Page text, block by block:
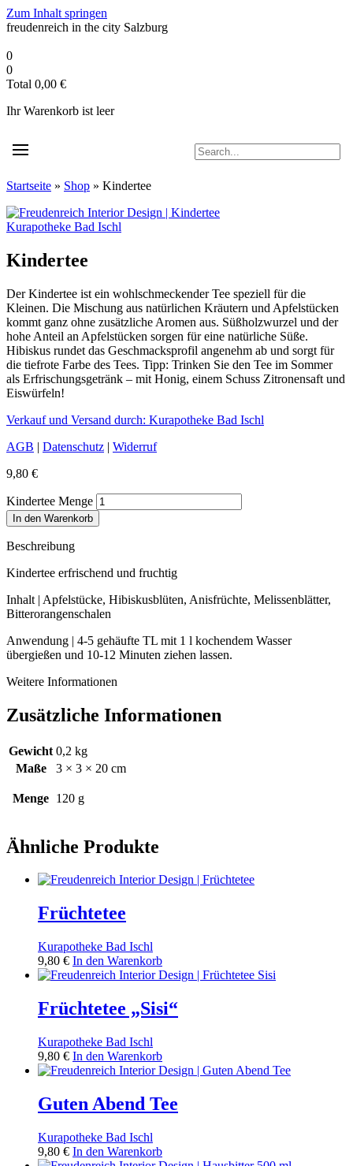
Zum Inhalt springen
freudenreich in the city Salzburg
0
0
Total 0,00 €
Ihr Warenkorb ist leer
Startseite » Shop » Kindertee
Kurapotheke Bad Ischl
Kindertee
Der Kindertee ist ein wohlschmeckender Tee speziell für die
Kleinen. Die Mischung aus natürlichen Kräutern und Apfelstücken
kommt ganz ohne zusätzliche Aromen aus. Süßholzwurzel und der
hohe Anteil an Apfelstücken sorgen für eine natürliche Süße.
Hibiskus rundet das Geschmacksprofil angenehm ab und sorgt für
die tiefrote Farbe des Tees. Tipp: Trinken Sie den Tee im Sommer
als Erfrischungsgetränk – mit Honig, einem Schuss Zitronensaft und
Eiswürfeln!
Verkauf und Versand durch: Kurapotheke Bad Ischl
AGB | Datenschutz | Widerruf
9,80 €
Kindertee Menge
In den Warenkorb
Beschreibung
Kindertee erfrischend und fruchtig
Inhalt | Apfelstücke, Hibiskusblüten, Anisfrüchte, Melissenblätter,
Bitterorangenschalen
Anwendung | 4-5 gehäufte TL mit 1 l kochendem Wasser
übergießen und 10-12 Minuten ziehen lassen.
Weitere Informationen
Zusätzliche Informationen
Gewicht 0,2 kg
Maße
3 × 3 × 20 cm
Menge 120 g
Ähnliche Produkte
Früchtetee
Kurapotheke Bad Ischl
9,80 € In den Warenkorb
Früchtetee „Sisi“
Kurapotheke Bad Ischl
9,80 € In den Warenkorb
Guten Abend Tee
Kurapotheke Bad Ischl
9,80 € In den Warenkorb